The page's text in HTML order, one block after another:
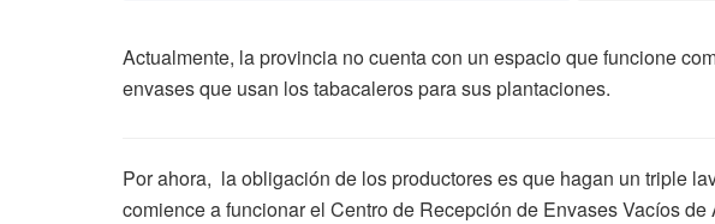
Actualmente, la provincia no cuenta con un espacio que funcione
envases que usan los tabacaleros para sus plantaciones.
Por ahora, la obligación de los productores es que hagan un triple
comience a funcionar el Centro de Recepción de Envases Vacíos